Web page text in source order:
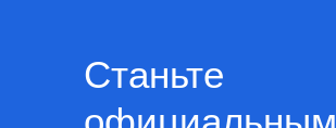
Станьте